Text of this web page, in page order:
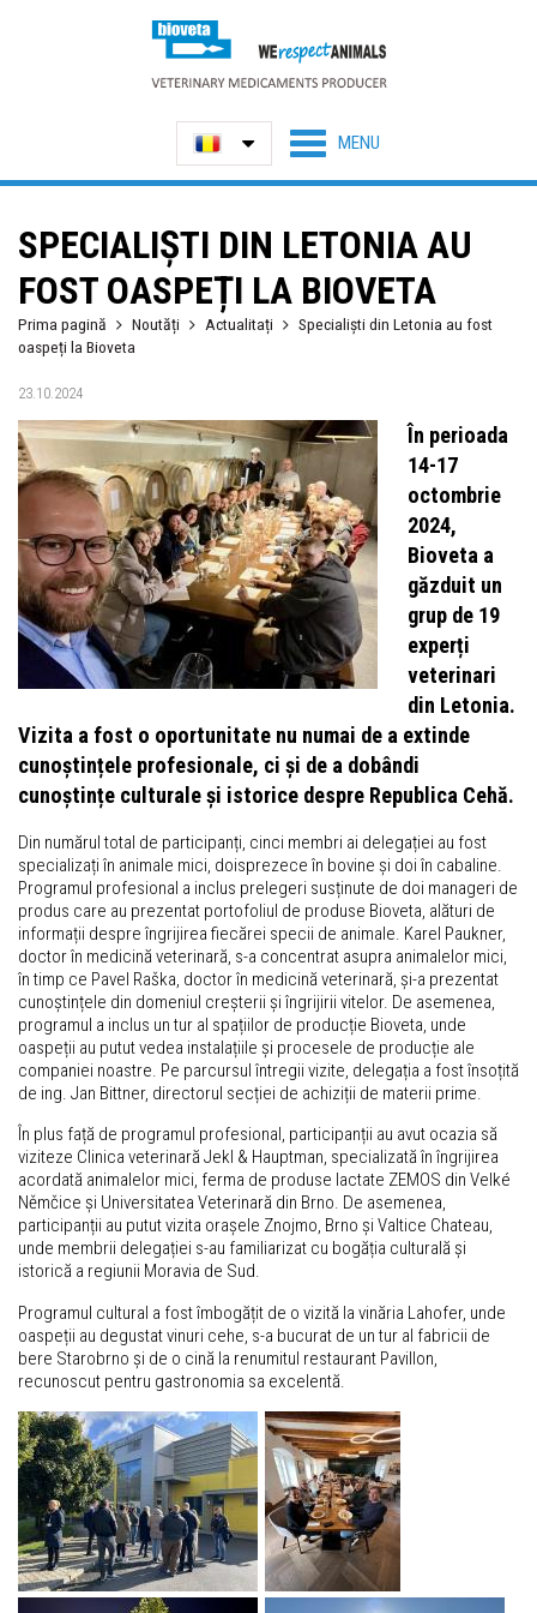
SPECIALIȘTI DIN LETONIA AU
FOST OASPEȚI LA BIOVETA
Prima pagină Noutăți Actualitați
Specialiști din Letonia au fost
oaspeți la Bioveta
23.10.2024
În perioada
14-17
octombrie
2024,
Bioveta a
găzduit un
grup de 19
experți
veterinari
din Letonia.
Vizita a fost o oportunitate nu numai de a extinde
cunoștințele profesionale, ci și de a dobândi
cunoștințe culturale și istorice despre Republica Cehă.
Din numărul total de participanți, cinci membri ai delegației au fost
specializați în animale mici, doisprezece în bovine și doi în cabaline.
Programul profesional a inclus prelegeri susținute de doi manageri de
produs care au prezentat portofoliul de produse Bioveta, alături de
informații despre îngrijirea fiecărei specii de animale. Karel Paukner,
doctor în medicină veterinară, s-a concentrat asupra animalelor mici,
în timp ce Pavel Raška, doctor în medicină veterinară, și-a prezentat
cunoștințele din domeniul creșterii și îngrijirii vitelor. De asemenea,
programul a inclus un tur al spațiilor de producție Bioveta, unde
oaspeții au putut vedea instalațiile și procesele de producție ale
companiei noastre. Pe parcursul întregii vizite, delegația a fost însoțită
de ing. Jan Bittner, directorul secției de achiziții de materii prime.
În plus față de programul profesional, participanții au avut ocazia să
viziteze Clinica veterinară Jekl & Hauptman, specializată în îngrijirea
acordată animalelor mici, ferma de produse lactate ZEMOS din Velké
Němčice și Universitatea Veterinară din Brno. De asemenea,
participanții au putut vizita orașele Znojmo, Brno și Valtice Chateau,
unde membrii delegației s-au familiarizat cu bogăția culturală și
istorică a regiunii Moravia de Sud.
Programul cultural a fost îmbogățit de o vizită la vinăria Lahofer, unde
oaspeții au degustat vinuri cehe, s-a bucurat de un tur al fabricii de
bere Starobrno și de o cină la renumitul restaurant Pavillon,
recunoscut pentru gastronomia sa excelentă.